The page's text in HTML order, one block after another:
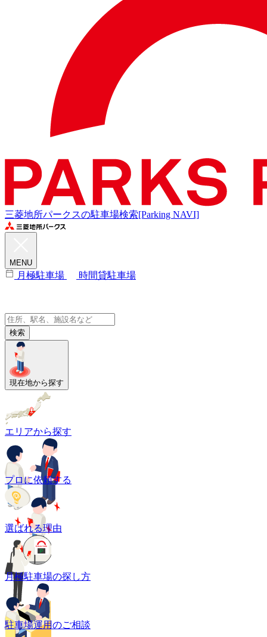
三菱地所パークスの駐車場検索[Parking NAVI]
MENU
月極駐車場 時間貸駐車場
検索
現在地から探す
エリアから探す
プロに依頼する
選ばれる理由
月極駐車場の探し方
駐車場運用のご相談